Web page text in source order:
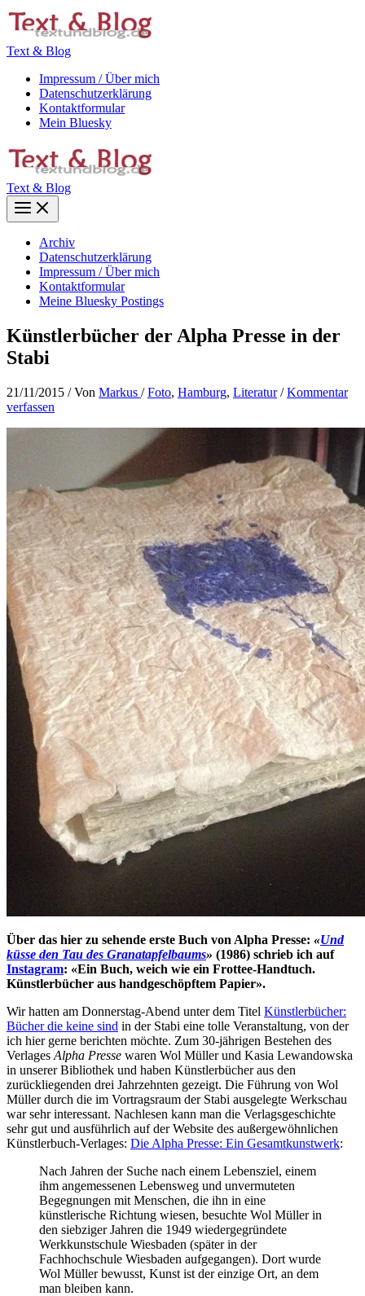
Zum
Inhalt
Text & Blog
Impressum / Über mich
Datenschutzerklärung
Kontaktformular
Mein Bluesky
Text & Blog
Main
Menu
Archiv
Datenschutzerklärung
Impressum / Über mich
Kontaktformular
Meine Bluesky Postings
Künstlerbücher der Alpha Presse in der
Stabi
21/11/2015 / Von Markus /Foto, Hamburg, Literatur/Kommentar
verfassen
Über das hier zu sehende erste Buch von Alpha Presse: «Und
küsse den Tau des Granatapfelbaums» (1986) schrieb ich auf
Instagram: «Ein Buch, weich wie ein Frottee-Handtuch.
Künstlerbücher aus handgeschöpftem Papier».
Wir hatten am Donnerstag-Abend unter dem Titel Künstlerbücher:
Bücher die keine sind in der Stabi eine tolle Veranstaltung, von der
ich hier gerne berichten möchte. Zum 30-jährigen Bestehen des
Verlages Alpha Presse waren Wol Müller und Kasia Lewandowska
in unserer Bibliothek und haben Künstlerbücher aus den
zurückliegenden drei Jahrzehnten gezeigt. Die Führung von Wol
Müller durch die im Vortragsraum der Stabi ausgelegte Werkschau
war sehr interessant. Nachlesen kann man die Verlagsgeschichte
sehr gut und ausführlich auf der Website des außergewöhnlichen
Künstlerbuch-Verlages: Die Alpha Presse: Ein Gesamtkunstwerk:
Nach Jahren der Suche nach einem Lebensziel, einem
ihm angemessenen Lebensweg und unvermuteten
Begegnungen mit Menschen, die ihn in eine
künstlerische Richtung wiesen, besuchte Wol Müller in
den siebziger Jahren die 1949 wiedergegründete
Werkkunstschule Wiesbaden (später in der
Fachhochschule Wiesbaden aufgegangen). Dort wurde
Wol Müller bewusst, Kunst ist der einzige Ort, an dem
man bleiben kann.